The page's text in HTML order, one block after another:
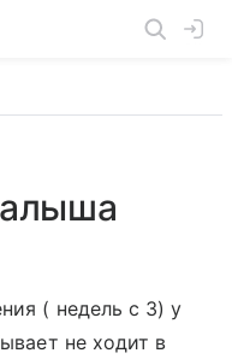
( недель с 3) у
не ходит в